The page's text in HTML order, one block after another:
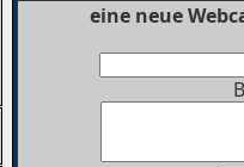
eine neue